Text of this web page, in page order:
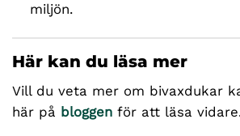
miljön.
Här kan du läsa mer
Vill du veta mer om bivaxdukar
här på bloggen för att läsa